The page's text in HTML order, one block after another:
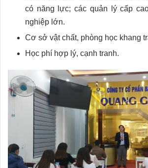
có năng lực; các quản lý cấp
nghiệp lớn.
Cơ sở vật chất, phòng học khang
Học phí hợp lý, cạnh tranh.